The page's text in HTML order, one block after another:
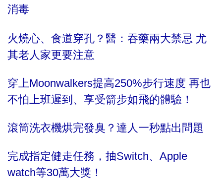
消毒
火燒心、食道穿孔？醫：吞藥兩大禁忌 尤
其老人家更要注意
穿上Moonwalkers提高250%步行速度 再也
不怕上班遲到、享受箭步如飛的體驗！
滾筒洗衣機烘完發臭？達人一秒點出問題
完成指定健走任務，抽Switch、Apple
watch等30萬大獎！